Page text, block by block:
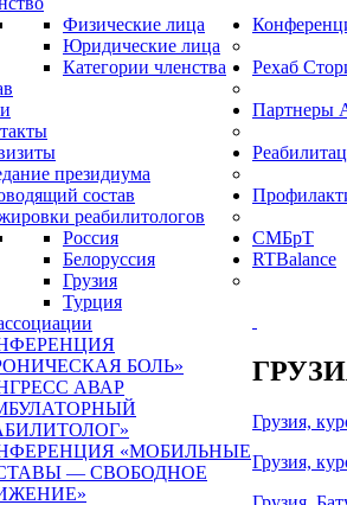
Физические лица
Юридические лица
Категории членства
президиума
состав
реабилитологов
Россия
Белоруссия
Грузия
Турция
БОЛЬ»
АВАР
«МОБИЛЬНЫЕ
— СВОБОДНОЕ
Рехаб
Партнеры
СМБрТ
RTBalance
Грузия,
Грузия,